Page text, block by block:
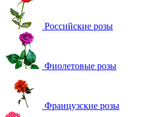
Российские розы
Фиолетовые розы
Французские розы